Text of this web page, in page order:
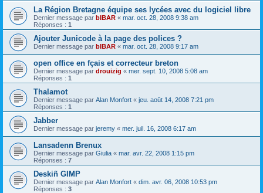
La Région Bretagne équipe ses lycées avec du logiciel libre
Dernier message par bIBAR « mar. oct. 28, 2008 9:38 am
Réponses : 1
Ajouter Junicode à la page des polices ?
Dernier message par bIBAR « mar. oct. 28, 2008 9:17 am
open office en fçais et correcteur breton
Dernier message par drouizig « mer. sept. 10, 2008 5:08 am
Réponses : 1
Thalamot
Dernier message par Alan Monfort « jeu. août 14, 2008 7:21 pm
Réponses : 1
Jabber
Dernier message par jeremy « mer. juil. 16, 2008 6:17 am
Lansadenn Brenux
Dernier message par Giulia « mar. avr. 22, 2008 1:15 pm
Réponses : 7
Deskiñ GIMP
Dernier message par Alan Monfort « dim. avr. 06, 2008 10:53 pm
Réponses : 3